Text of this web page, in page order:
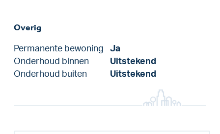
Overig
Permanente bewoning
Ja
Onderhoud binnen
Uitstekend
Onderhoud buiten
Uitstekend